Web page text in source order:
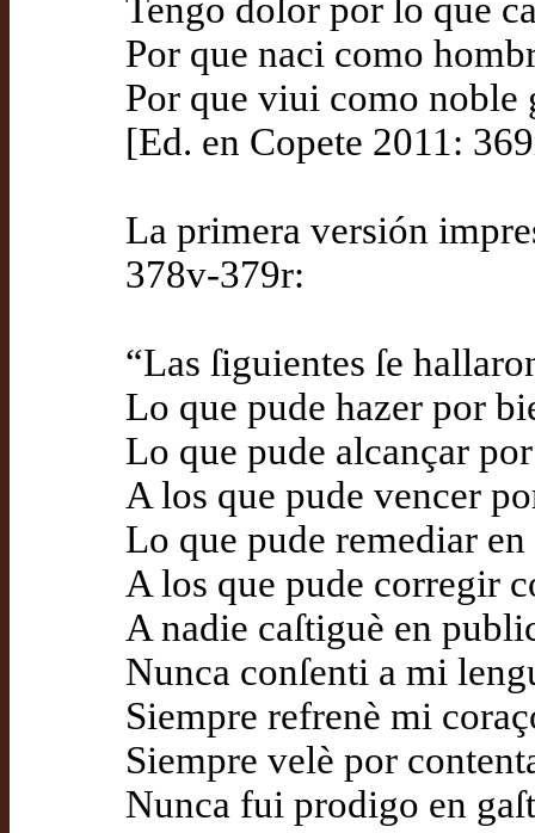
Tengo dolor por lo que
Por que naci como
Por que viui como noble
[Ed. en Copete 2011:
La primera versión
378v-379r:
“Las ſiguientes ſe
Lo que pude hazer por
Lo que pude alcançar
A los que pude vencer
Lo que pude remediar
A los que pude corregir
A nadie caſtiguè en
Nunca conſenti a mi
Siempre refrenè mi
Siempre velè por
Nunca fui prodigo en